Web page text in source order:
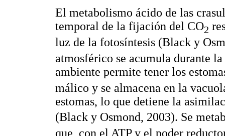
El metabolismo ácido de las
temporal de la fijación del CO2
luz de la fotosíntesis (Black y
atmosférico se acumula durante
ambiente permite tener los
málico y se almacena en la
estomas, lo que detiene la
(Black y Osmond, 2003). Se
que, con el ATP y el poder